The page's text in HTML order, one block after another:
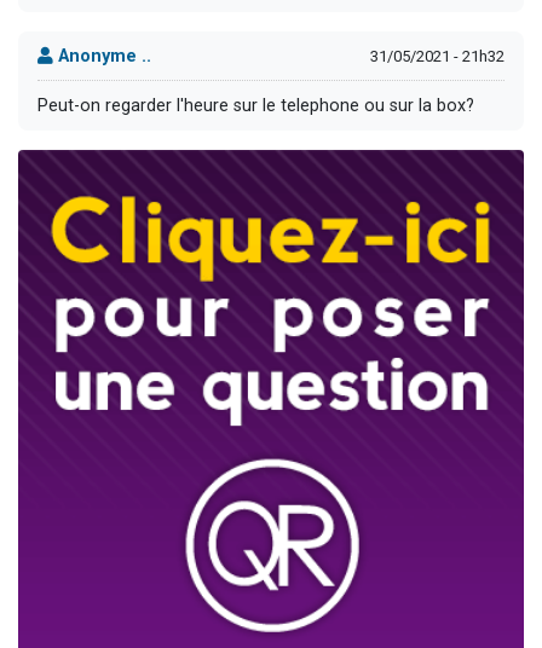
Anonyme .. 31/05/2021 - 21h32
Peut-on regarder l'heure sur le telephone ou sur la box?